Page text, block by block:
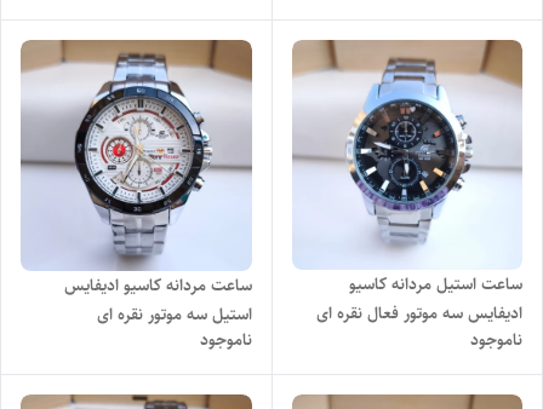
ساعت استیل مردانه کاسیو
ادیفایس سه موتور فعال نقره ای
ناموجود
ساعت مردانه کاسیو ادیفایس
استیل سه موتور نقره ای
ناموجود